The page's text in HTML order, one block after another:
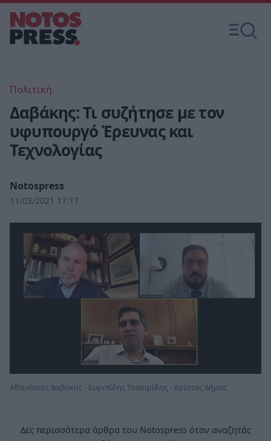
Πολιτική
Δαβάκης: Τι συζήτησε με τον
υφυπουργό Έρευνας και
Τεχνολογίας
Notospress
11/03/2021 17:17
Αθανάσιος Δαβάκης - Ευριπίδης Τσακιρίδης - Χρίστος Δήμας
Δες περισσότερα άρθρα του Notospress όταν αναζητάς